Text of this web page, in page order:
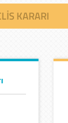
KARARI